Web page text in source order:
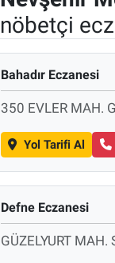
nöbetçi
Bahadır Eczanesi
350 EVLER MAH.
Yol Tarifi Al
Defne Eczanesi
GÜZELYURT